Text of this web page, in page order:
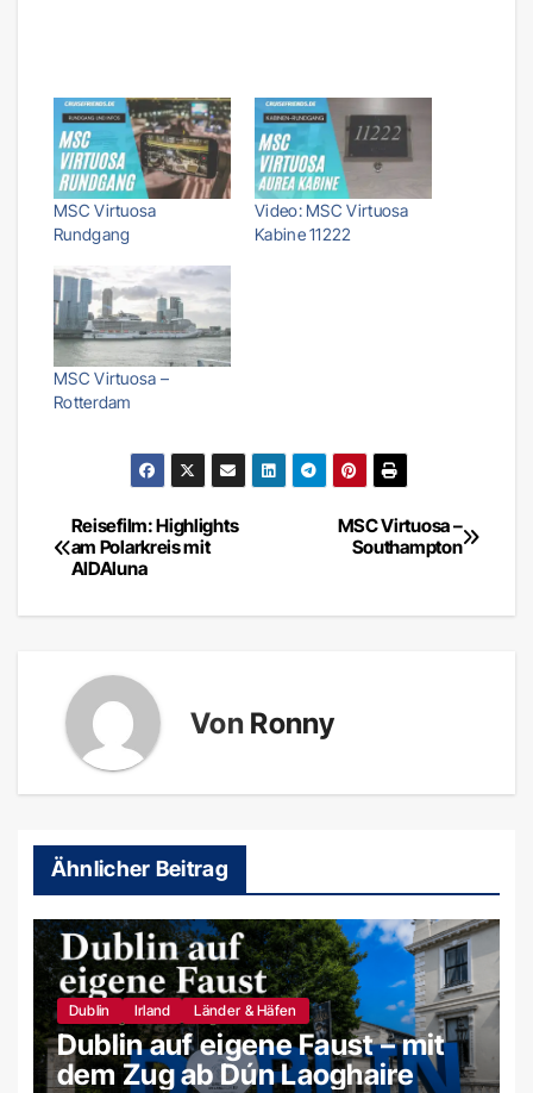
MSC Virtuosa
Rundgang
Video: MSC Virtuosa
Kabine 11222
MSC Virtuosa –
Rotterdam
BeitragsnavigationMSC Virtuosa –
Southampton
Reisefilm: Highlights
am Polarkreis mit
AIDAluna
Von Ronny
Ähnlicher Beitrag
Dublin Irland Länder & Häfen
Dublin auf eigene Faust – mit
dem Zug ab Dún Laoghaire